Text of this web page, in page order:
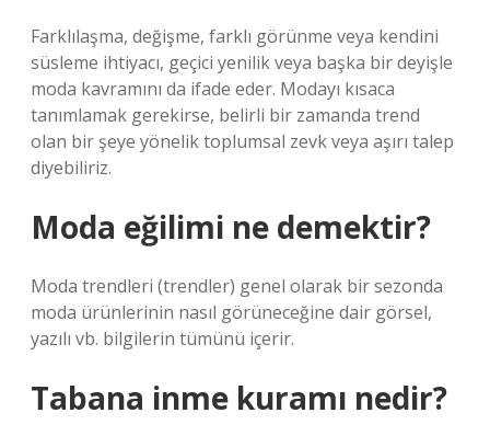
Farklılaşma, değişme, farklı görünme veya kendini
süsleme ihtiyacı, geçici yenilik veya başka bir deyişle
moda kavramını da ifade eder. Modayı kısaca
tanımlamak gerekirse, belirli bir zamanda trend
olan bir şeye yönelik toplumsal zevk veya aşırı talep
diyebiliriz.
Moda eğilimi ne demektir?
Moda trendleri (trendler) genel olarak bir sezonda
moda ürünlerinin nasıl görüneceğine dair görsel,
yazılı vb. bilgilerin tümünü içerir.
Tabana inme kuramı nedir?